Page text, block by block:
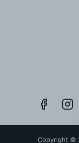
Copyright ©